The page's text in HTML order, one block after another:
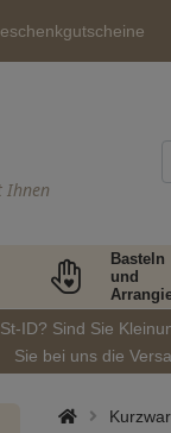
Ihnen
Basteln
und
ID? Sind Sie
Sie bei uns die